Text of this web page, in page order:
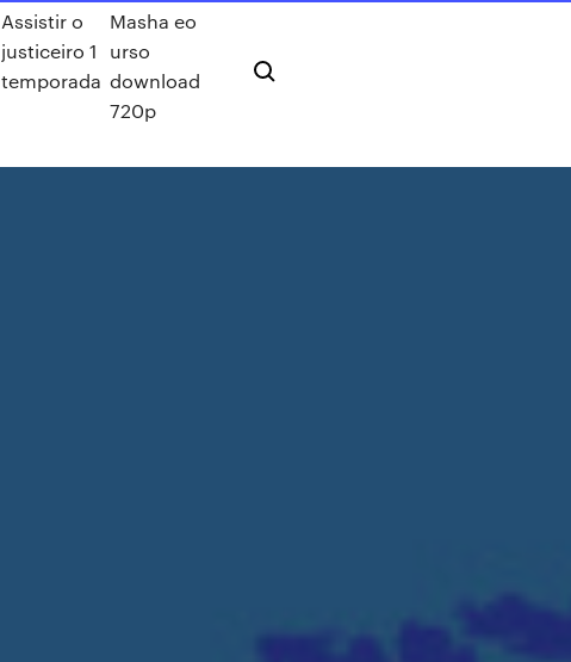
Assistir o
justiceiro 1
temporada
Masha eo
urso
download
720p